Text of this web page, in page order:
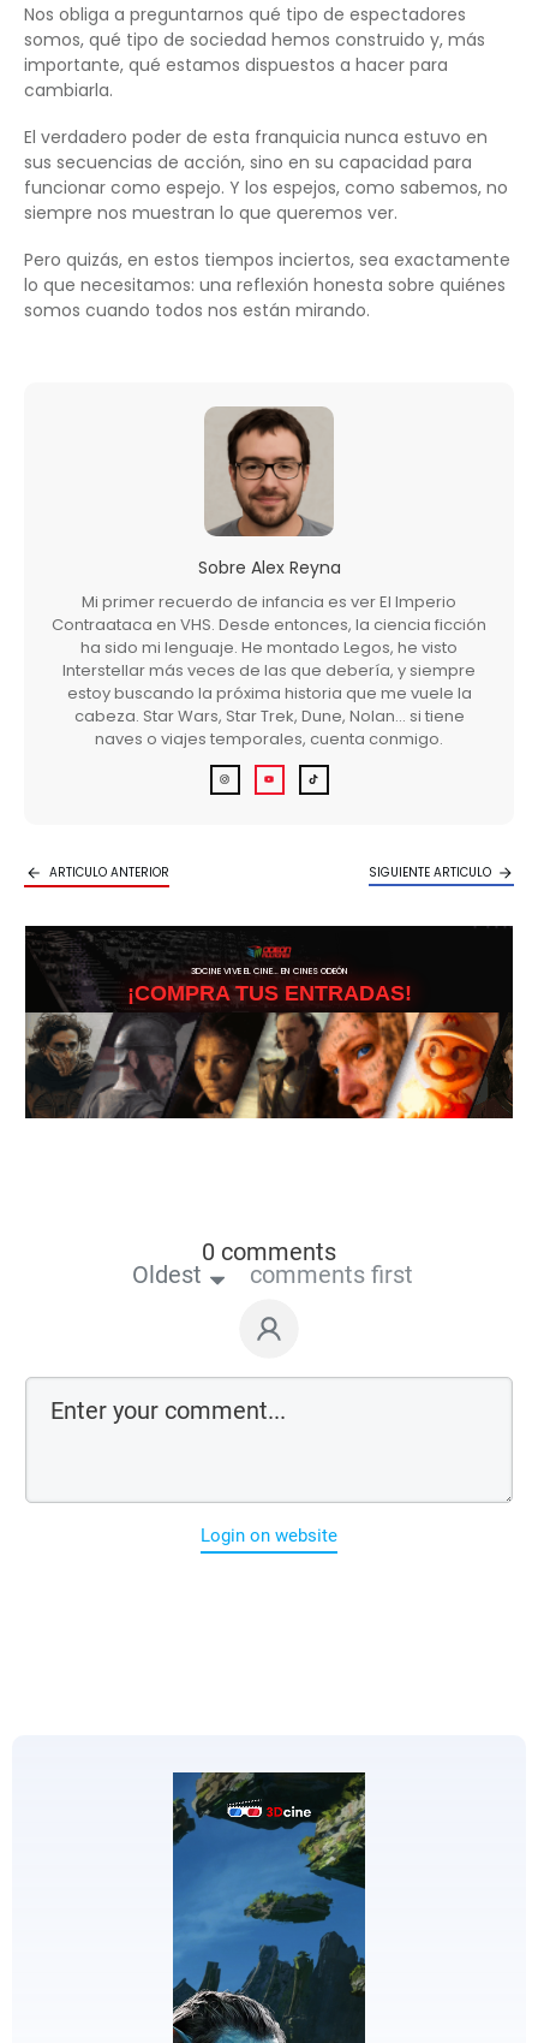
Nos obliga a preguntarnos qué tipo de espectadores
somos, qué tipo de sociedad hemos construido y, más
importante, qué estamos dispuestos a hacer para
cambiarla.
El verdadero poder de esta franquicia nunca estuvo en
sus secuencias de acción, sino en su capacidad para
funcionar como espejo. Y los espejos, como sabemos, no
siempre nos muestran lo que queremos ver.
Pero quizás, en estos tiempos inciertos, sea exactamente
lo que necesitamos: una reflexión honesta sobre quiénes
somos cuando todos nos están mirando.
Sobre Alex Reyna
Mi primer recuerdo de infancia es ver El Imperio
Contraataca en VHS. Desde entonces, la ciencia ficción
ha sido mi lenguaje. He montado Legos, he visto
Interstellar más veces de las que debería, y siempre
estoy buscando la próxima historia que me vuele la
cabeza. Star Wars, Star Trek, Dune, Nolan… si tiene
naves o viajes temporales, cuenta conmigo.
ARTICULO ANTERIOR SIGUIENTE ARTICULO
3DCINE VIVE EL CINE… EN CINES ODEÓN
¡COMPRA TUS ENTRADAS!
0 comments
Oldest comments first
Login on website